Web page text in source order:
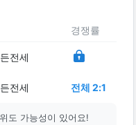
경쟁률
전세
전세 전체 2:1
도 가능성이 있어요!